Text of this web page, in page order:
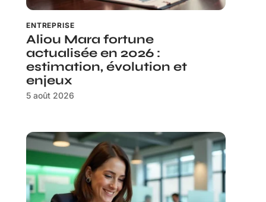
ENTREPRISE
Aliou Mara fortune
actualisée en 2026 :
estimation, évolution et
enjeux
5 août 2026